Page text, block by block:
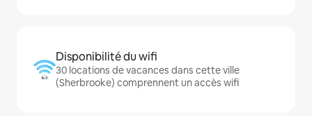
Disponibilité du wifi
30 locations de vacances dans cette ville
(Sherbrooke) comprennent un accès wifi